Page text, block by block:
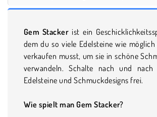
Gem Stacker ist ein
dem du so viele Edelsteine wie
verkaufen musst, um sie in schöne
verwandeln. Schalte nach und nach
Edelsteine und Schmuckdesigns frei.
Wie spielt man Gem Stacker?